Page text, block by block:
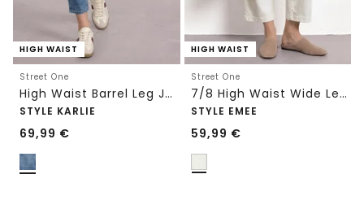
HIGH WAIST
Street One
High Waist Barrel Leg Jeans im Loose Fit
STYLE KARLIE
69,99 €
HIGH WAIST
Street One
7/8 High Waist Wide Leg Jeans im Loose Fit
STYLE EMEE
59,99 €